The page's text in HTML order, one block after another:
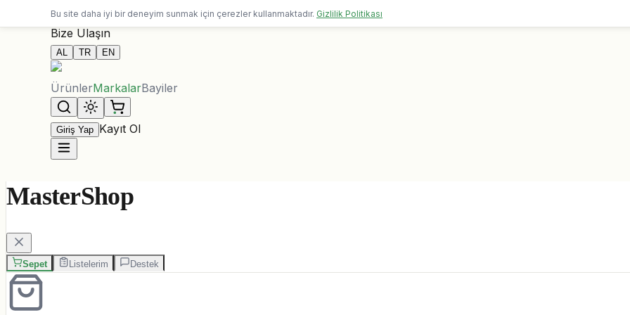
10.000 ALL üzeri siparişlerde ücretsiz kargo
Bize Ulaşın
AL TR EN
ÜrünlerMarkalarBayiler
Giriş Yap Kayıt Ol
MasterShop
Sepet Listelerim Destek
Bu site daha iyi bir deneyim sunmak için çerezler kullanmaktadır. Gizlilik Politikası